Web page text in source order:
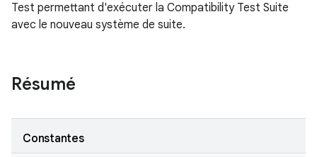
Test permettant d'exécuter la Compatibility Test Suite
avec le nouveau système de suite.
Résumé
Constantes